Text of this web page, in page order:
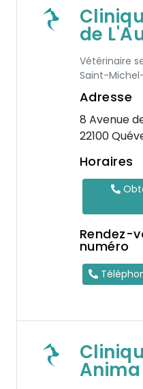
de
Vétérinaire
Saint-
Adresse
8 Avenue
22100
Horaires
Rendez-
numéro
Anima